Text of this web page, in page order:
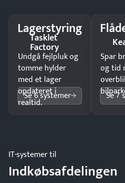
Lagerstyring
Tasklet
Factory
Undgå fejlpluk og
tomme hylder
med et lager
opdateret i
realtid.
Se 6 systemer
Spar
og tid
Se 7
IT-systemer til
Indkøbsafdelingen